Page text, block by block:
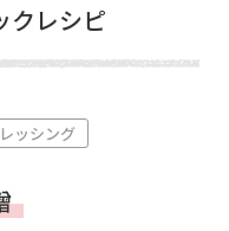
クレシピ
ッシング